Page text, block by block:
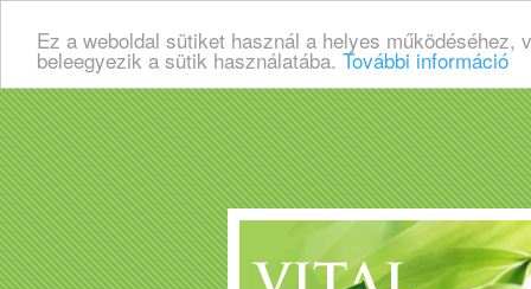
Ez a weboldal sütiket használ a helyes
beleegyezik a sütik használatába. További információ